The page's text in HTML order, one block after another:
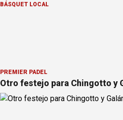
BÁSQUET LOCAL
PREMIER PÁDEL
Otro festejo para Chingotto y